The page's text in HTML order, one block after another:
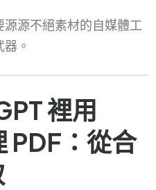
源不絕素材的自媒體工
。
裡用
PDF：從合